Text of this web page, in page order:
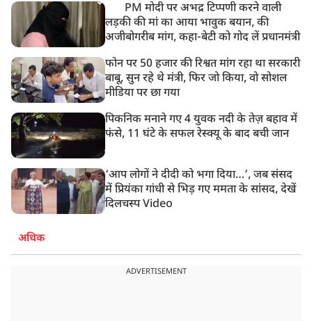
PM मोदी पर अभद्र टिप्पणी करने वाली
लड़की की मां का आया भावुक बयान, की
अजीबोगरीब मांग, कहा-बेटी को गोद लें प्रधानमंत्री
फोन पर 50 हजार की रिश्वत मांग रहा था सरकारी
बाबू, सुन रहे थे मंत्री, फिर जो किया, वो सोशल
मीडिया पर छा गया
पिकनिक मनाने गए 4 युवक नदी के तेज़ बहाव में
फंसे, 11 घंटे के सफल रेस्क्यू के बाद बची जान
‘आप लोगों ने दीदी को भगा दिया…’, जब संसद
में प्रियंका गांधी से भिड़ गए ममता के सांसद, देखें
दिलचस्प Video
अधिक
ADVERTISEMENT